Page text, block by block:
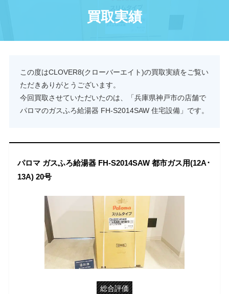
買取実績
この度はCLOVER8(クローバーエイト)の買取実績をご覧い
ただきありがとうございます。
今回買取させていただいたのは、「兵庫県神戸市の店舗で
パロマのガスふろ給湯器 FH-S2014SAW 住宅設備」です。
パロマ ガスふろ給湯器 FH-S2014SAW 都市ガス用(12A･
13A) 20号
総合評価